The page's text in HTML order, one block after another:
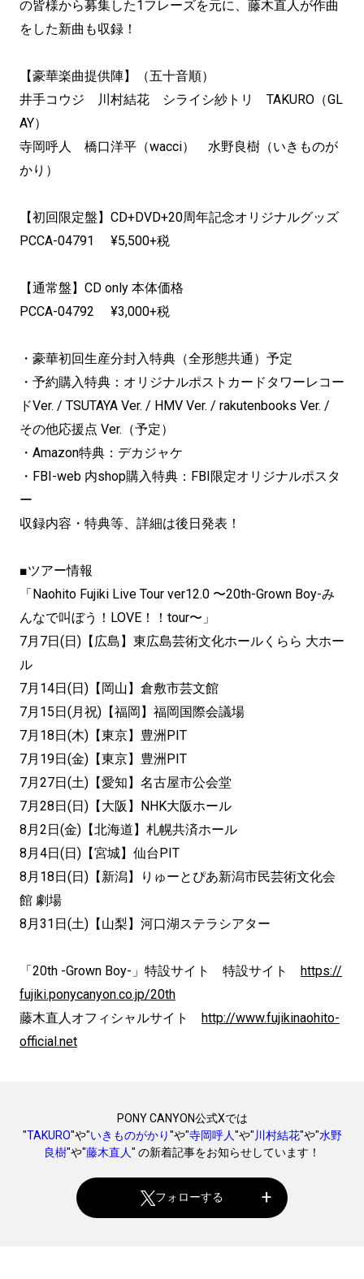
の皆様から募集した1フレーズを元に、藤木直人が作曲
をした新曲も収録！
【豪華楽曲提供陣】（五十音順）
井手コウジ 川村結花 シライシ紗トリ TAKURO（GL
AY）
寺岡呼人 橋口洋平（wacci） 水野良樹（いきものが
かり）
【初回限定盤】CD+DVD+20周年記念オリジナルグッズ
PCCA-04791 ¥5,500+税
【通常盤】CD only 本体価格
PCCA-04792 ¥3,000+税
・豪華初回生産分封入特典（全形態共通）予定
・予約購入特典：オリジナルポストカードタワーレコー
ドVer. / TSUTAYA Ver. / HMV Ver. / rakutenbooks Ver. /
その他応援点 Ver.（予定）
・Amazon特典：デカジャケ
・FBI-web 内shop購入特典：FBI限定オリジナルポスタ
ー
収録内容・特典等、詳細は後日発表！
■ツアー情報
「Naohito Fujiki Live Tour ver12.0 〜20th-Grown Boy-み
んなで叫ぼう！LOVE！！tour〜」
7月7日(日)【広島】東広島芸術文化ホールくらら 大ホー
ル
7月14日(日)【岡山】倉敷市芸文館
7月15日(月祝)【福岡】福岡国際会議場
7月18日(木)【東京】豊洲PIT
7月19日(金)【東京】豊洲PIT
7月27日(土)【愛知】名古屋市公会堂
7月28日(日)【大阪】NHK大阪ホール
8月2日(金)【北海道】札幌共済ホール
8月4日(日)【宮城】仙台PIT
8月18日(日)【新潟】りゅーとぴあ新潟市民芸術文化会
館 劇場
8月31日(土)【山梨】河口湖ステラシアター
「20th -Grown Boy-」特設サイト 特設サイト https://
fujiki.ponycanyon.co.jp/20th
藤木直人オフィシャルサイト http://www.fujikinaohito-
official.net
PONY CANYON公式Xでは
"TAKURO"や"いきものがかり"や"寺岡呼人"や" 川村結花"や"水野
良樹"や"藤木直人" の新着記事をお知らせしています！
フォローする